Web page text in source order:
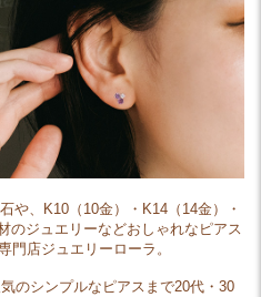
や、K10（10金）・K14（14金）・
のジュエリーなどおしゃれなピアス
門店ジュエリーローラ。
のシンプルなピアスまで20代・30